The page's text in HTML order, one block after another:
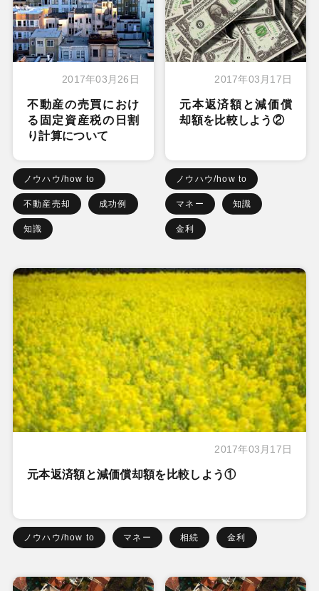
2017年03月26日
不動産の売買におけ
る固定資産税の日割
り計算について
ノウハウ/how to
不動産売却 成功例
知識
2017年03月17日
元本返済額と減価償
却額を比較しよう②
ノウハウ/how to
マネー 知識
金利
2017年03月17日
元本返済額と減価償却額を比較しよう①
ノウハウ/how to マネー 相続 金利